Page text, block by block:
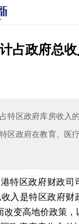
占政府总
特区政府库房收入
区政府在教育、医
区政府财政司
入是特区政府财
变高地价政策，